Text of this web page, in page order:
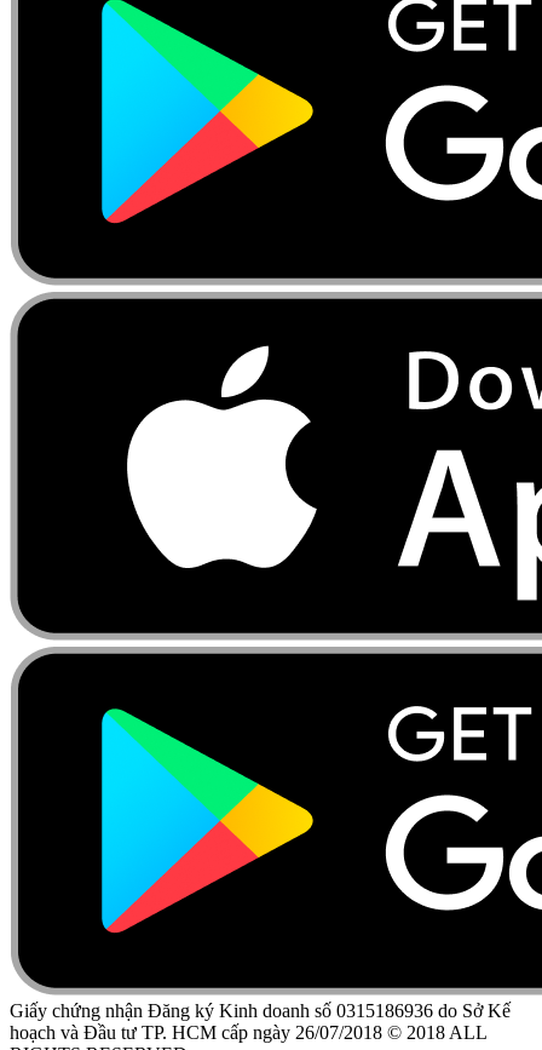
Giấy chứng nhận Đăng ký Kinh doanh số 0315186936 do Sở Kế
hoạch và Đầu tư TP. HCM cấp ngày 26/07/2018 © 2018 ALL